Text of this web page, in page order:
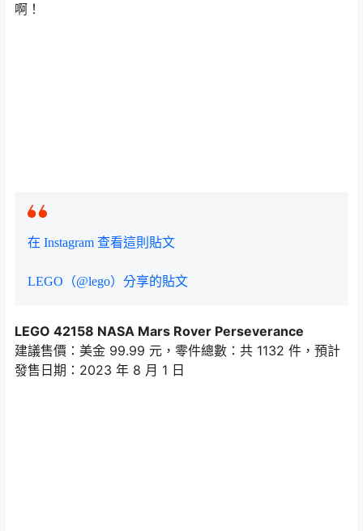
啊！
在 Instagram 查看這則貼文
LEGO（@lego）分享的貼文
LEGO 42158 NASA Mars Rover Perseverance
建議售價：美金 99.99 元，零件總數：共 1132 件，預計
發售日期：2023 年 8 月 1 日